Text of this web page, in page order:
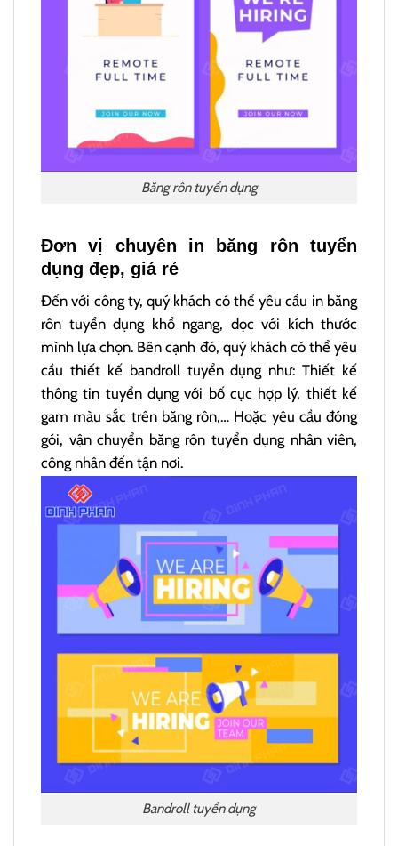
Băng rôn tuyển dụng
Đơn vị chuyên in băng rôn tuyển
dụng đẹp, giá rẻ
Đến với công ty, quý khách có thể yêu cầu in băng
rôn tuyển dụng khổ ngang, dọc với kích thước
mình lựa chọn. Bên cạnh đó, quý khách có thể yêu
cầu thiết kế bandroll tuyển dụng như: Thiết kế
thông tin tuyển dụng với bố cục hợp lý, thiết kế
gam màu sắc trên băng rôn,… Hoặc yêu cầu đóng
gói, vận chuyển băng rôn tuyển dụng nhân viên,
công nhân đến tận nơi.
Bandroll tuyển dụng